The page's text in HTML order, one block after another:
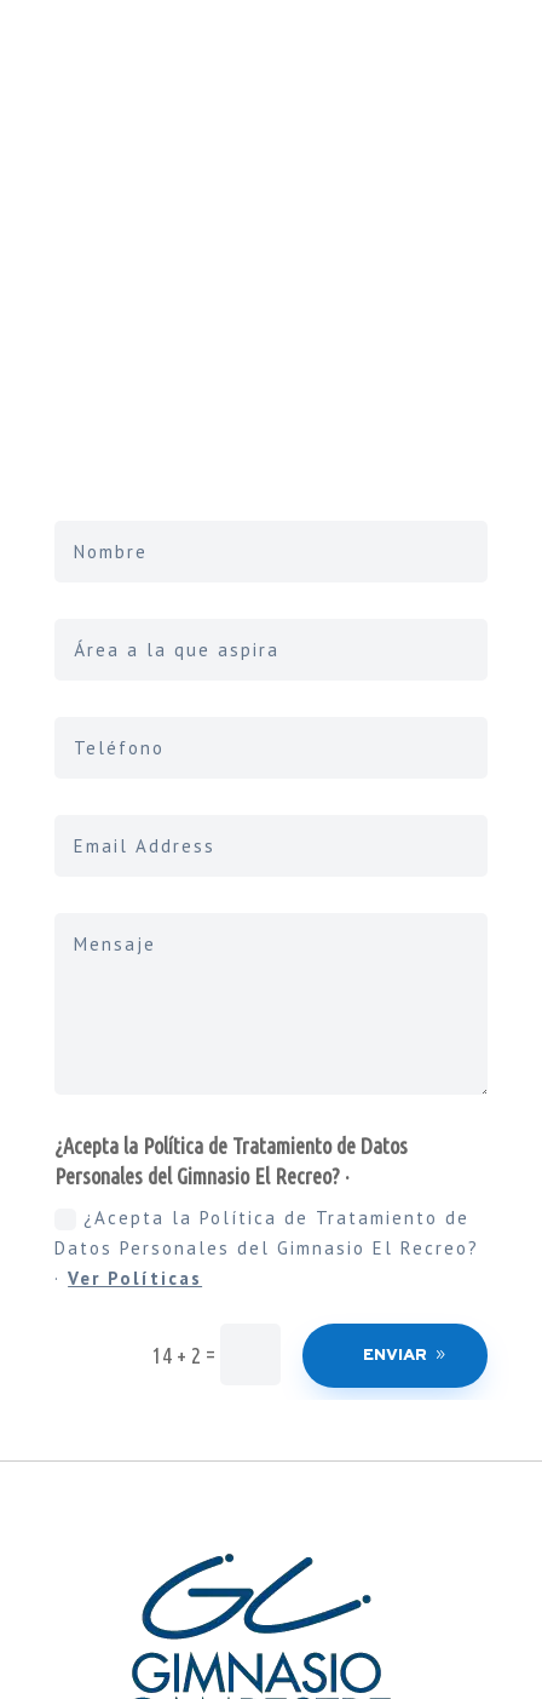
¿Acepta la Política de Tratamiento de Datos
Personales del Gimnasio El Recreo? ·
¿Acepta la Política de Tratamiento de
Datos Personales del Gimnasio El Recreo?
·Ver Políticas
14 + 2 = ENVIAR